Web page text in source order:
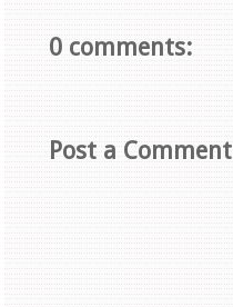
0 comments:
Post a Comment